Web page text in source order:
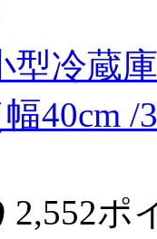
型冷蔵
40cm
2,552ポ